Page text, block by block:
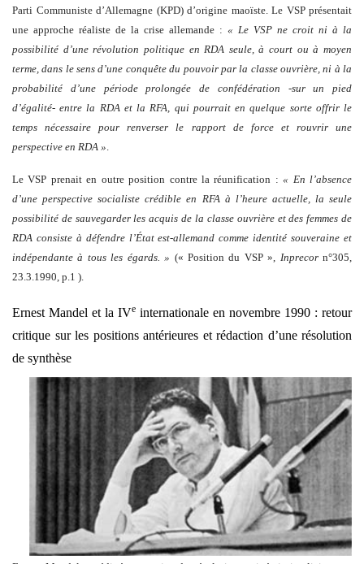
Parti Communiste d’Allemagne (KPD) d’origine maoïste. Le VSP présentait
une approche réaliste de la crise allemande : « Le VSP ne croit ni à la
possibilité d’une révolution politique en RDA seule, à court ou à moyen
terme, dans le sens d’une conquête du pouvoir par la classe ouvrière, ni à la
probabilité d’une période prolongée de confédération -sur un pied
d’égalité- entre la RDA et la RFA, qui pourrait en quelque sorte offrir le
temps nécessaire pour renverser le rapport de force et rouvrir une
perspective en RDA »
Le VSP prenait en outre position contre la réunification :« En l’absence
d’une perspective socialiste crédible en RFA à l’heure actuelle, la seule
possibilité de sauvegarder les acquis de la classe ouvrière et des femmes de
RDA consiste à défendre l’État est-allemand comme identité souveraine et
indépendante à tous les égards. » (« Position du VSP », Inprecorn°305,
23.3.1990, p.1 ).
Ernest Mandel et la IVe internationale en novembre 1990 : retour
critique sur les positions antérieures et rédaction d’une résolution
de synthèse